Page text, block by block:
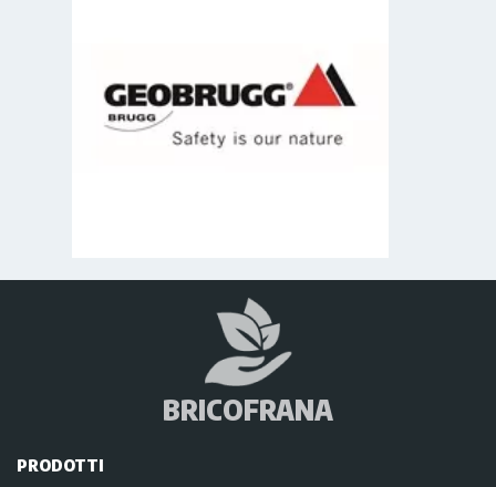
BRICOFRANA
PRODOTTI